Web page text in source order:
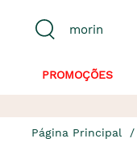
PROMOÇÕES
Página Principal